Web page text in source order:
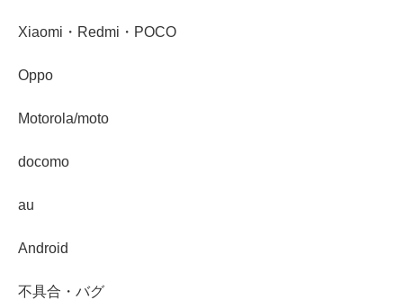
Xiaomi・Redmi・POCO
Oppo
Motorola/moto
docomo
au
Android
不具合・バグ